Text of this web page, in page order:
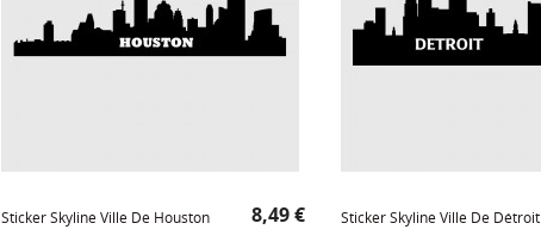
Sticker Skyline Ville De Houston Prix
8,49 € Sticker Skyline Ville De Détroit